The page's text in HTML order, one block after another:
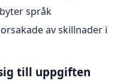
språk
av skillnader i
till uppgiften